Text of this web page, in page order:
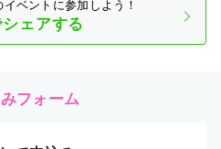
ベントに参加しよう！
ェアする
フォーム